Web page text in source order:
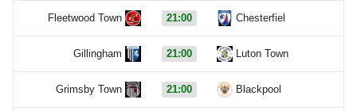
Fleetwood Town 21:00 Chesterfiel
Gillingham 21:00 Luton Town
Grimsby Town 21:00 Blackpool